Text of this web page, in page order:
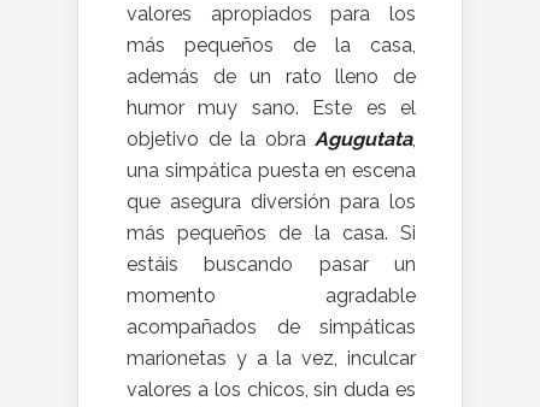
valores apropiados para los
más pequeños de la casa,
además de un rato lleno de
humor muy sano. Este es el
objetivo de la obra Agugutata,
una simpática puesta en escena
que asegura diversión para los
más pequeños de la casa. Si
estáis buscando pasar un
momento agradable
acompañados de simpáticas
marionetas y a la vez, inculcar
valores a los chicos, sin duda es